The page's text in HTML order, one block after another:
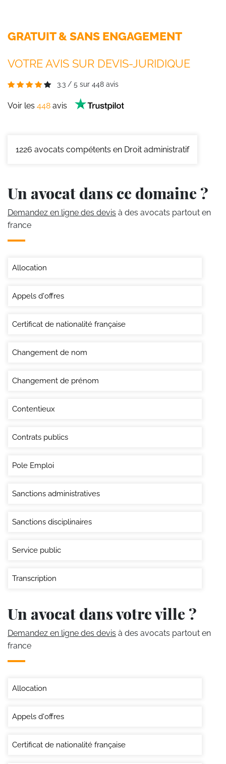
GRATUIT & SANS ENGAGEMENT
VOTRE AVIS SUR DEVIS-JURIDIQUE
3.3 / 5 sur 448 avis
Voir les 448 avis
1226 avocats compétents en Droit administratif
Un avocat dans ce domaine ?
Demandez en ligne des devis à des avocats partout en
france
Allocation
Appels d'offres
Certificat de nationalité française
Changement de nom
Changement de prénom
Contentieux
Contrats publics
Pole Emploi
Sanctions administratives
Sanctions disciplinaires
Service public
Transcription
Un avocat dans votre ville ?
Demandez en ligne des devis à des avocats partout en
france
Allocation
Appels d'offres
Certificat de nationalité française